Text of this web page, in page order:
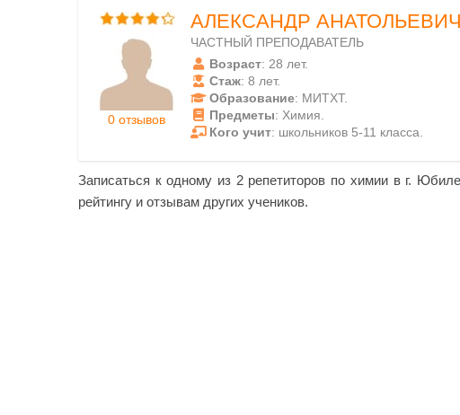
0 отзывов
АЛЕКСАНДР АНАТОЛЬЕВИЧ
ЧАСТНЫЙ ПРЕПОДАВАТЕЛЬ
Возраст: 28 лет.
Стаж: 8 лет.
Образование: МИТХТ.
Предметы: Химия.
Кого учит: школьников 5-11 класса.
Записаться к одному из 2 репетиторов по химии в г.
рейтингу и отзывам других учеников.